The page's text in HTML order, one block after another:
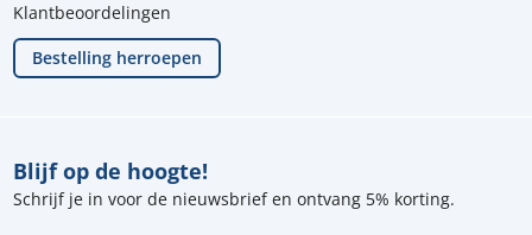
Blijf op de hoogte!
Schrijf je in voor de nieuwsbrief en ontvang 5% korting.
Klantbeoordelingen
Bestelling herroepen